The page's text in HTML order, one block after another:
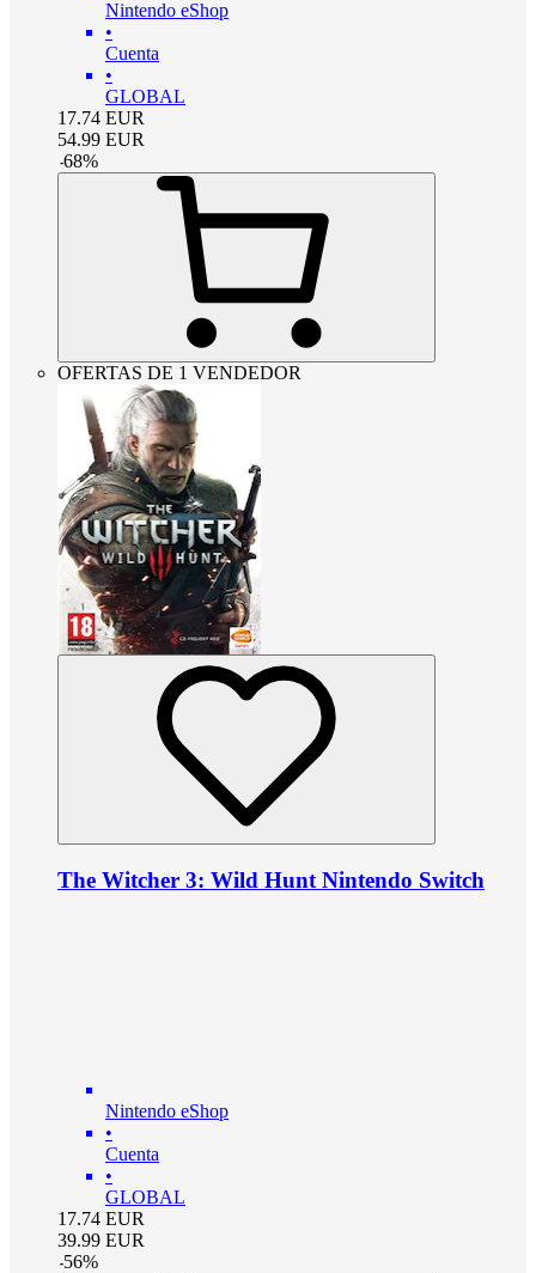
Nintendo eShop
•
Cuenta
•
GLOBAL
17.74 EUR
54.99 EUR
-68%
OFERTAS DE 1 VENDEDOR
The Witcher 3: Wild Hunt Nintendo Switch
Nintendo eShop
•
Cuenta
•
GLOBAL
17.74 EUR
39.99 EUR
-56%